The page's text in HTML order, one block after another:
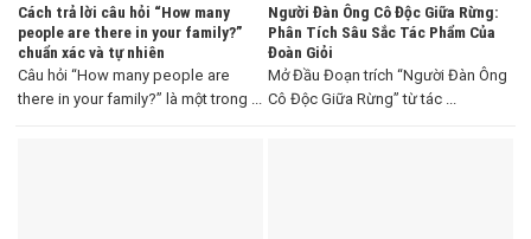
Cách trả lời câu hỏi “How many
people are there in your family?”
chuẩn xác và tự nhiên
Câu hỏi “How many people are
there in your family?” là một trong ...
Người Đàn Ông Cô Độc Giữa Rừng:
Phân Tích Sâu Sắc Tác Phẩm Của
Đoàn Giỏi
Mở Đầu Đoạn trích “Người Đàn Ông
Cô Độc Giữa Rừng” từ tác ...